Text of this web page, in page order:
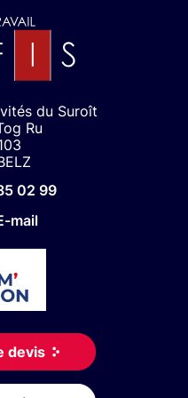
du Suroît
Ru
02 99
mail
devis